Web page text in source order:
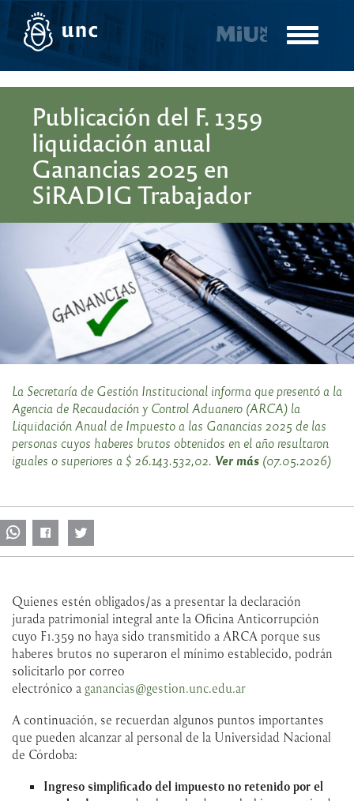
Pasar
contenido
Toggle
Publicación del F. 1359
liquidación anual
Ganancias 2025 en
SiRADIG Trabajador
La Secretaría de Gestión Institucional informa que presentó a la
Agencia de Recaudación y Control Aduanero (ARCA) la
Liquidación Anual de Impuesto a las Ganancias 2025 de las
personas cuyos haberes brutos obtenidos en el año resultaron
iguales o superiores a $ 26.143.532,02. Ver más (07.05.2026)
Quienes estén obligados/as a presentar la declaración
jurada patrimonial integral ante la Oficina Anticorrupción
cuyo F1.359 no haya sido transmitido a ARCA porque sus
haberes brutos no superaron el mínimo establecido, podrán
solicitarlo por correo
electrónico a ganancias@gestion.unc.edu.ar
A continuación, se recuerdan algunos puntos importantes
que pueden alcanzar al personal de la Universidad Nacional
de Córdoba:
Ingreso simplificado del impuesto no retenido por el